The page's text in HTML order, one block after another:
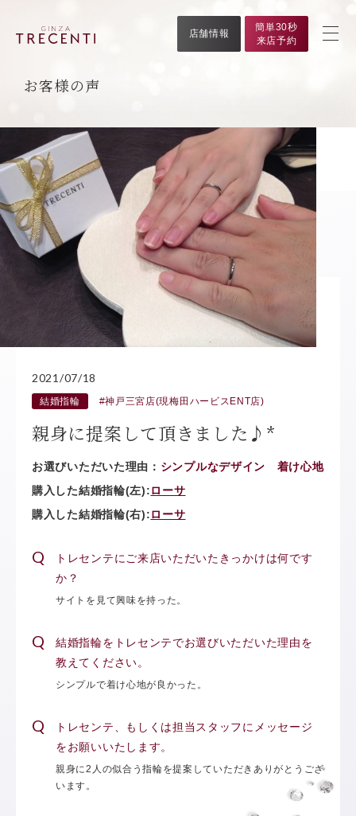
店舗情報
簡単30秒
来店予約
お客様の声
2021/07/18
結婚指輪 #神戸三宮店(現梅田ハービスENT店)
親身に提案して頂きました♪*
お選びいただいた理由： シンプルなデザイン 着け心地
購入した結婚指輪(左):ローサ
購入した結婚指輪(右):ローサ
トレセンテにご来店いただいたきっかけは何です
か？
サイトを見て興味を持った。
結婚指輪をトレセンテでお選びいただいた理由を
教えてください。
シンプルで着け心地が良かった。
トレセンテ、もしくは担当スタッフにメッセージ
をお願いいたします。
親身に2人の似合う指輪を提案していただきありがとうござ
います。